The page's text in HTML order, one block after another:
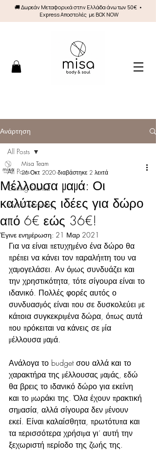
🚚 Δωρεάν Mεταφορικά στην Ελλάδα άνω των 50€ •
Express Αποστολές με BOX NOW
Ανάρτηση
All Posts
Getting Started
Your Community
All Posts
Μέλλουσα μαμά: Οι
καλύτερες ιδέες για δώρο
από 6€ εώς 36€!
Misa Team
26 Οκτ 2020 διαβάστηκε 2 λεπτά
Έγινε ενημέρωση: 21 Μαρ 2021
Για να είναι πετυχημένο ένα δώρο θα
πρέπει να κάνει τον παραλήπτη του να
χαμογελάσει. Αν όμως συνδυάζει και
την χρηστικότητα, τότε σίγουρα είναι το
ιδανικό. Πολλές φορές αυτός ο
συνδυασμός είναι που σε δυσκολεύει με
κάποια συγκεκριμένα δώρα, όπως αυτά
που πρόκειται να κάνεις σε μία
μέλλουσα μαμά.
Ανάλογα το budget σου αλλά και το
χαρακτήρα της μέλλουσας μαμάς, εδώ
θα βρεις το ιδανικό δώρο για εκείνη
και το μωράκι της. Όλα έχουν πρακτική
σημασία, αλλά σίγουρα δεν μένουν
εκεί. Είναι καλαίσθητα, πρωτότυπα και
τα περισσότερα χρήσιμα γι’ αυτή την
ξεχωριστή περίοδο της ζωής της.